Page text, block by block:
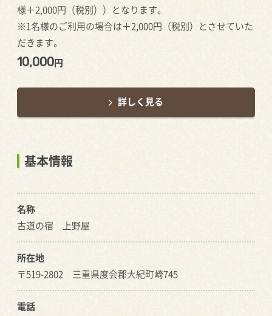
様＋2,000円（税別））となります。
※1名様のご利用の場合は＋2,000円（税別）とさせていた
だきます。
10,000円
詳しく見る
基本情報
名称
古道の宿 上野屋
所在地
〒519-2802 三重県度会郡大紀町崎745
電話